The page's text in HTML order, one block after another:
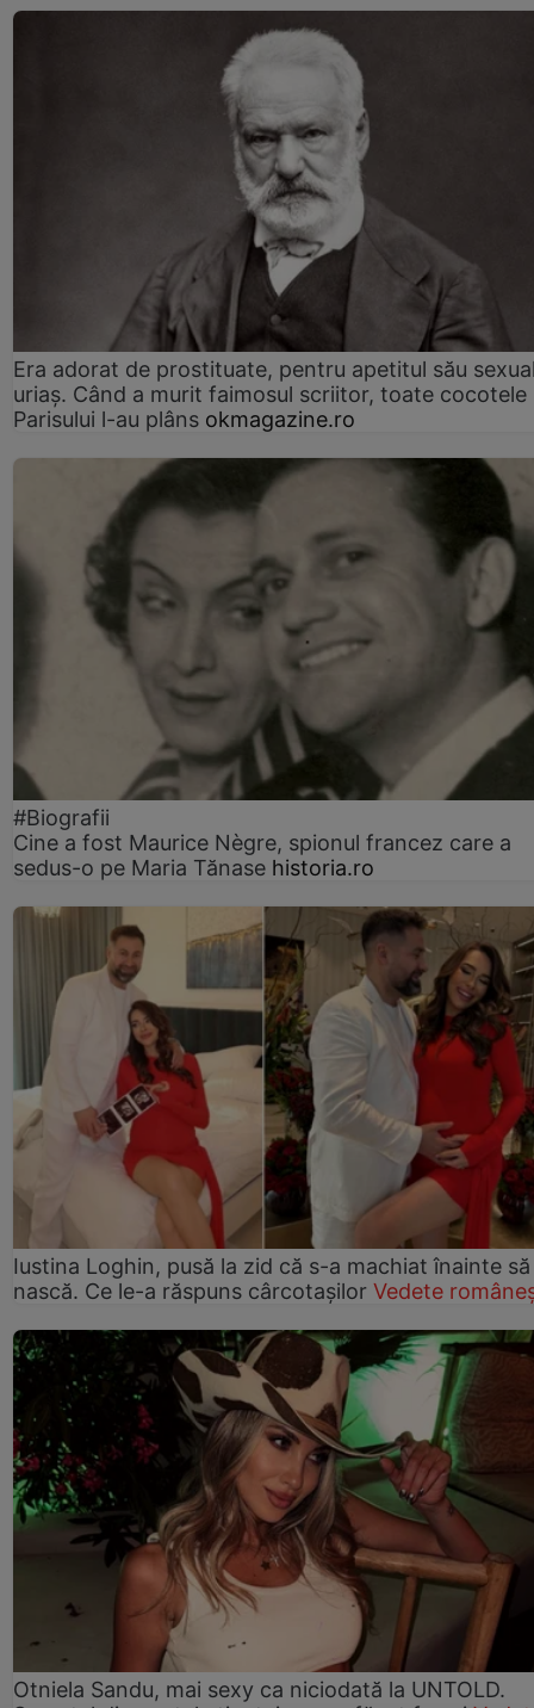
Era adorat de prostituate, pentru apetitul său
uriaș. Când a murit faimosul scriitor, toate cocotele
Parisului l-au plâns okmagazine.ro
#Biografii
Cine a fost Maurice Nègre, spionul francez care a
sedus-o pe Maria Tănase historia.ro
Iustina Loghin, pusă la zid că s-a machiat înainte să
nască. Ce le-a răspuns cârcotașilor Vedete
Otniela Sandu, mai sexy ca niciodată la UNTOLD.